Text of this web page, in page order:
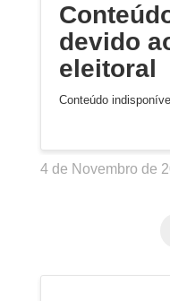
devido
eleitoral
Conteúdo
4 de Novembro de